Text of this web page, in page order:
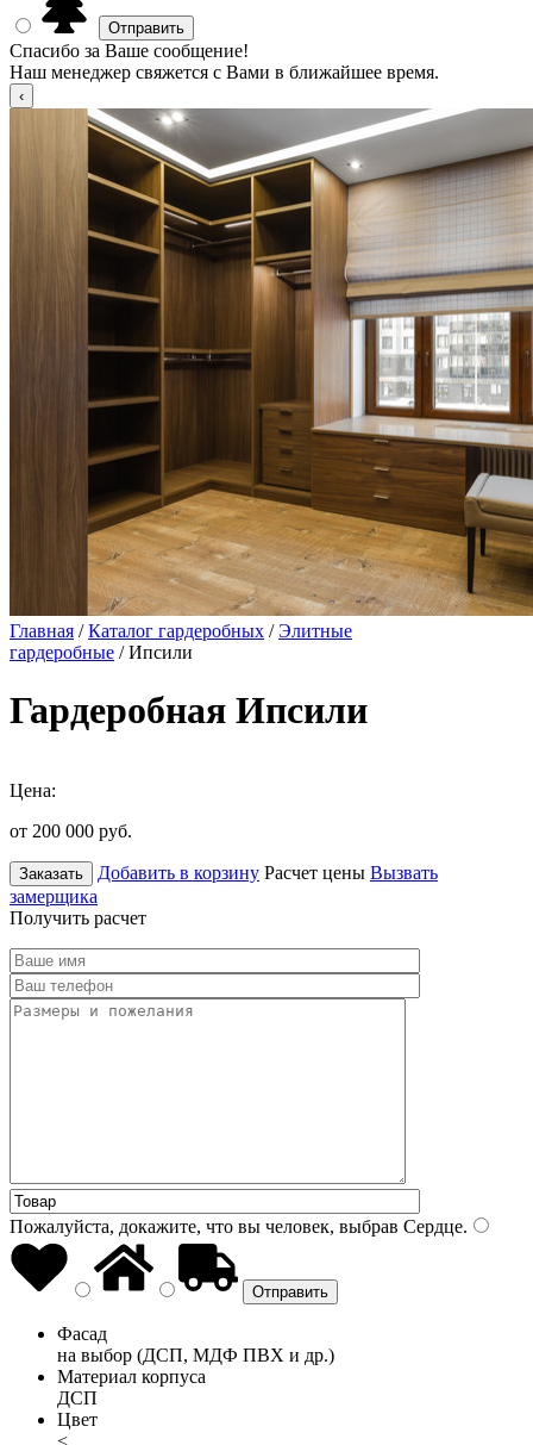
Спасибо за Ваше сообщение!
Наш менеджер свяжется с Вами в ближайшее время.
Главная /Каталог гардеробных /Элитные
гардеробные / Ипсили
Гардеробная Ипсили
Цена:
от 200 000 руб.
Заказать Добавить в корзину Расчет цены Вызвать
замерщика
Получить расчет
Пожалуйста, докажите, что вы человек, выбрав Сердце.
Фасад
на выбор (ДСП, МДФ ПВХ и др.)
Материал корпуса
ДСП
Цвет
<